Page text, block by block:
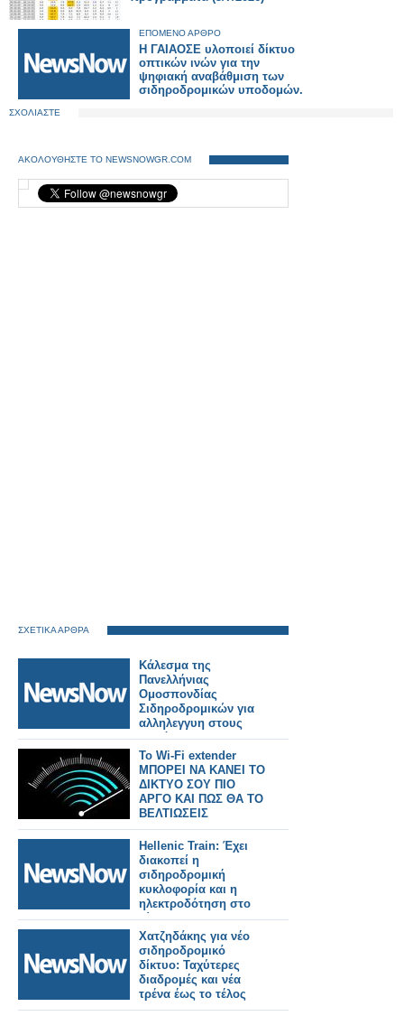
ΕΠΟΜΕΝΟ ΑΡΘΡΟ
Η ΓΑΙΑΟΣΕ υλοποιεί δίκτυο
οπτικών ινών για την
ψηφιακή αναβάθμιση των
σιδηροδρομικών υποδομών.
ΣΧΟΛΙΑΣΤΕ
ΑΚΟΛΟΥΘΗΣΤΕ ΤΟ NEWSNOWGR.COM
ΣΧΕΤΙΚΑ ΑΡΘΡΑ
Κάλεσμα της
Πανελλήνιας
Ομοσπονδίας
Σιδηροδρομικών για
αλληλεγγυη στους
πυρόπληκτους της
Δυτικής Αττικής.
Το Wi-Fi extender
ΜΠΟΡΕΙ ΝΑ ΚΑΝΕΙ ΤΟ
ΔΙΚΤΥΟ ΣΟΥ ΠΙΟ
ΑΡΓΟ ΚΑΙ ΠΩΣ ΘΑ ΤΟ
ΒΕΛΤΙΩΣΕΙΣ
Hellenic Train: Έχει
διακοπεί η
σιδηροδρομική
κυκλοφορία και η
ηλεκτροδότηση στο
δίκτυο του
Προαστιακού
Σιδηροδρόμου
Αθηνών.
Χατζηδάκης για νέο
σιδηροδρομικό
δίκτυο: Ταχύτερες
διαδρομές και νέα
τρένα έως το τέλος
του 2026.